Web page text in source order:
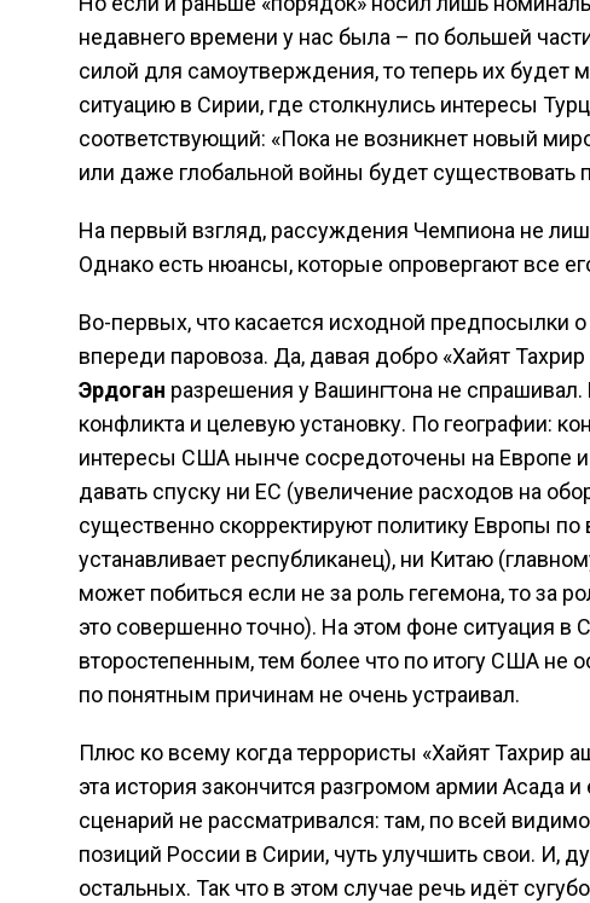
недавнего времени у нас была – по большей
силой для самоутверждения, то теперь их будет
ситуацию в Сирии, где столкнулись интересы
соответствующий: «Пока не возникнет новый
или даже глобальной войны будет существовать
На первый взгляд, рассуждения Чемпиона не
Однако есть нюансы, которые опровергают все
Во-первых, что касается исходной предпосылки
впереди паровоза. Да, давая добро «Хайят
Эрдоган разрешения у Вашингтона не
конфликта и целевую установку. По географии:
интересы США нынче сосредоточены на Европе
давать спуску ни ЕС (увеличение расходов на
существенно скорректируют политику Европы
устанавливает республиканец), ни Китаю
может побиться если не за роль гегемона, то за
это совершенно точно). На этом фоне ситуация
второстепенным, тем более что по итогу США не
по понятным причинам не очень устраивал.
Плюс ко всему когда террористы «Хайят Тахрир
эта история закончится разгромом армии Асада
сценарий не рассматривался: там, по всей
позиций России в Сирии, чуть улучшить свои. И,
остальных. Так что в этом случае речь идёт